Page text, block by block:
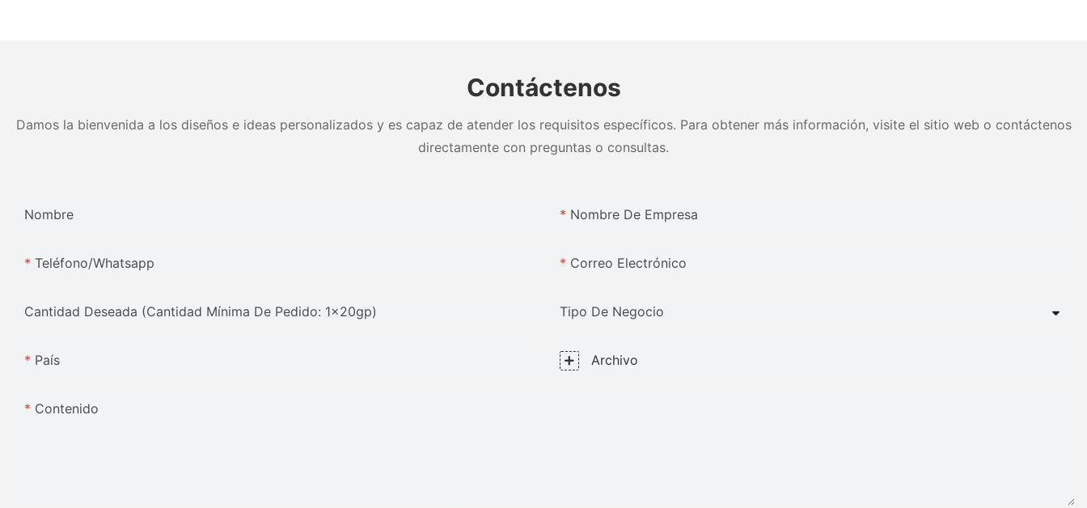
Contáctenos
Damos la bienvenida a los diseños e ideas personalizados y es capaz de atender los requisitos específicos. Para obtener más información, visite el sitio web o contáctenos
directamente con preguntas o consultas.
Nombre Nombre De Empresa
Teléfono/whatsapp Correo Electrónico
Cantidad Deseada (Cantidad Mínima De Pedido: 1x20gp) Tipo De Negocio
País Archivo
Contenido